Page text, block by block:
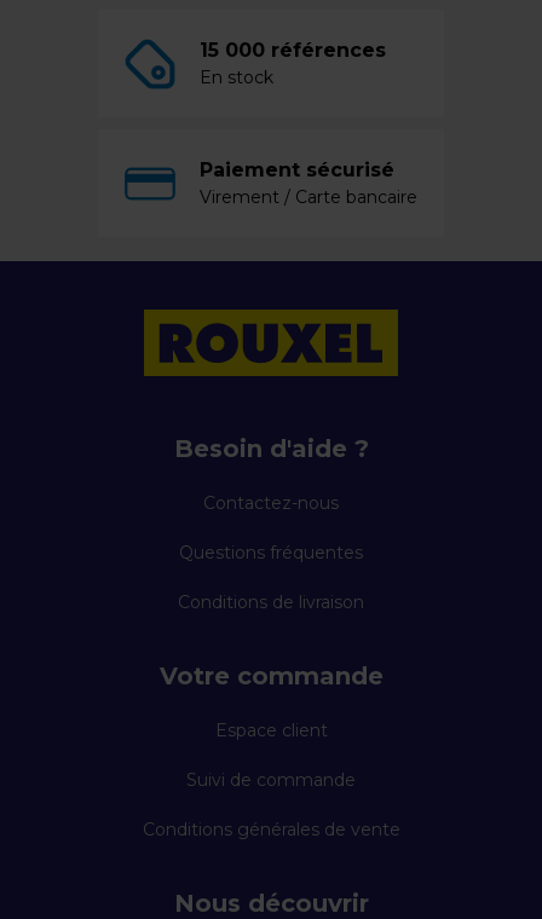
15 000 références
En stock
Paiement sécurisé
Virement / Carte bancaire
Besoin d'aide ?
Contactez-nous
Questions fréquentes
Conditions de livraison
Votre commande
Espace client
Suivi de commande
Conditions générales de vente
Nous découvrir